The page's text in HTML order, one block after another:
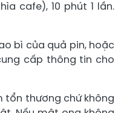
cafe), 10 phút 1 lần.
bì của quả pin, hoặc
cấp thông tin cho
tổn thương chứ không